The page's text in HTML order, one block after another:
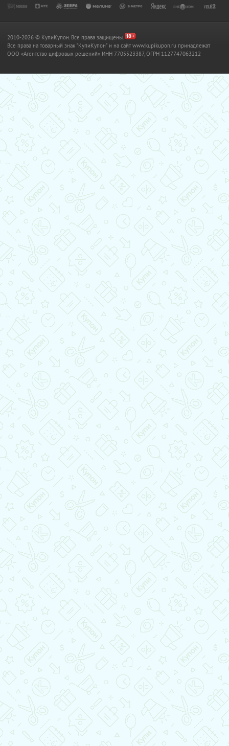
2010-2026 © КупиКупон. Все права защищены.
Все права на товарный знак "КупиКупон" и на сайт www.kupikupon.ru принадлежат
OOO «Агентство цифровых решений» ИНН 7705523387, ОГРН 1127747063212